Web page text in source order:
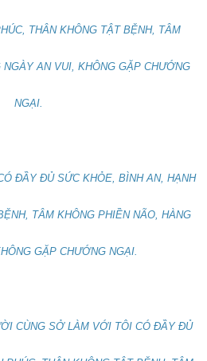
THÂN KHÔNG TẬT BỆNH, TÂM
AN VUI, KHÔNG GẶP CHƯỚNG
NGẠI.
ĐẦY ĐỦ SỨC KHỎE, BÌNH AN, HẠNH
TÂM KHÔNG PHIỀN NÃO, HÀNG
GẶP CHƯỚNG NGẠI.
CÙNG SỞ LÀM VỚI TÔI CÓ ĐẦY ĐỦ